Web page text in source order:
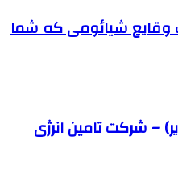
وقایع شیائومی که شما
– شرکت تامین انرژی